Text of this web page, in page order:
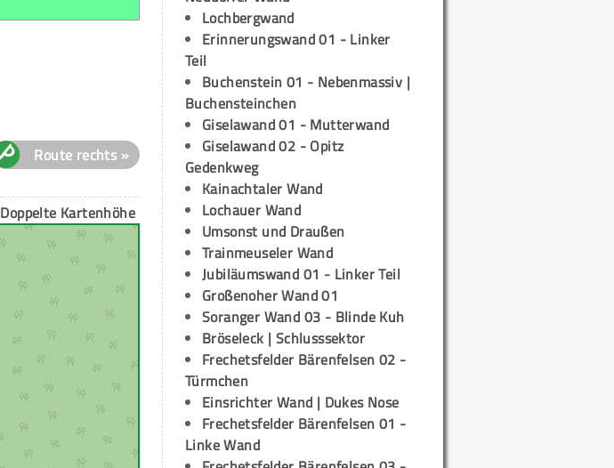
Route rechts »
Doppelte Kartenhöhe
Lochbergwand
Erinnerungswand 01 - Linker
Teil
Buchenstein 01 - Nebenmassiv |
Buchensteinchen
Giselawand 01 - Mutterwand
Giselawand 02 - Opitz
Gedenkweg
Kainachtaler Wand
Lochauer Wand
Umsonst und Draußen
Trainmeuseler Wand
Jubiläumswand 01 - Linker Teil
Großenoher Wand 01
Soranger Wand 03 - Blinde Kuh
Bröseleck | Schlusssektor
Frechetsfelder Bärenfelsen 02 -
Türmchen
Einsrichter Wand | Dukes Nose
Frechetsfelder Bärenfelsen 01 -
Linke Wand